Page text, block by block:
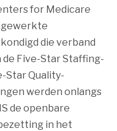
for Medicare
die verband
Five-Star Staffing-
Star Quality-
werden onlangs
de openbare
in het